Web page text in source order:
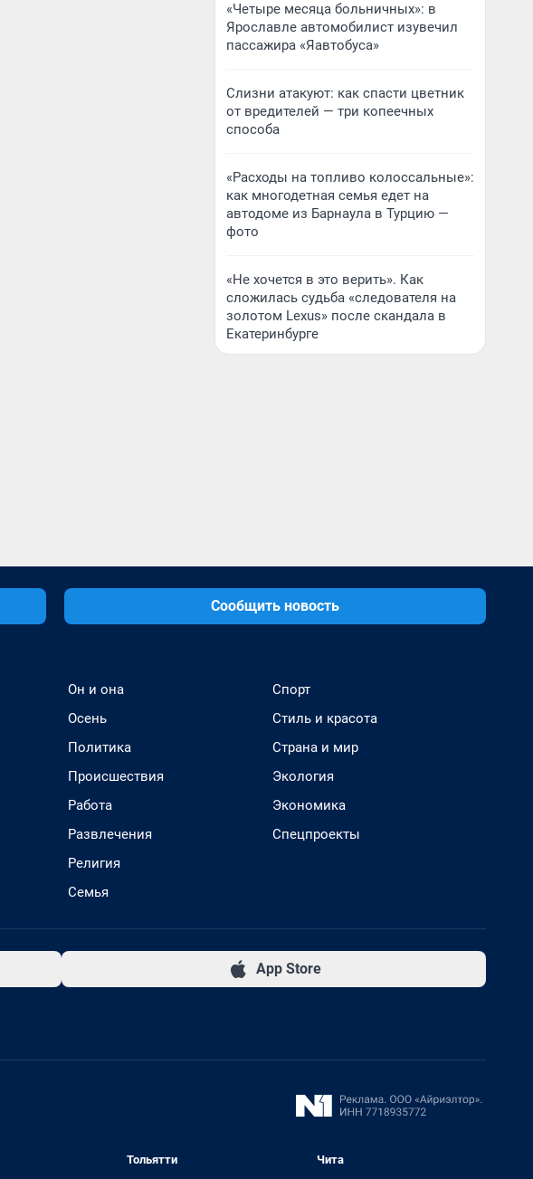
«Четыре месяца больничных»: в
Ярославле автомобилист изувечил
пассажира «Яавтобуса»
Слизни атакуют: как спасти цветник
от вредителей — три копеечных
способа
«Расходы на топливо колоссальные»:
как многодетная семья едет на
автодоме из Барнаула в Турцию —
фото
«Не хочется в это верить». Как
сложилась судьба «следователя на
золотом Lexus» после скандала в
Екатеринбурге
Сообщить новость
Он и она
Осень
Политика
Происшествия
Работа
Развлечения
Религия
Семья
Спорт
Стиль и красота
Страна и мир
Экология
Экономика
Спецпроекты
App Store
Тольятти
Чита